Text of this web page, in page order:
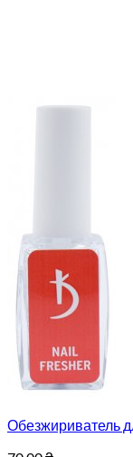
Обезжириватель